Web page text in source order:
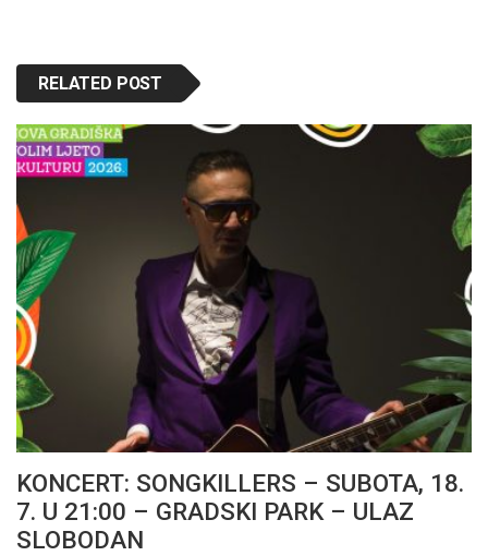
RELATED POST
KONCERT: SONGKILLERS – SUBOTA, 18.
7. U 21:00 – GRADSKI PARK – ULAZ
SLOBODAN